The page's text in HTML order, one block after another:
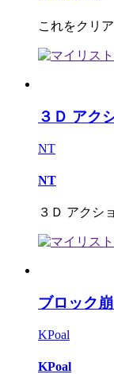
これをクリ
３Ｄ アク
NT
NT
３Ｄ アクシ
ブロック
KPoal
KPoal